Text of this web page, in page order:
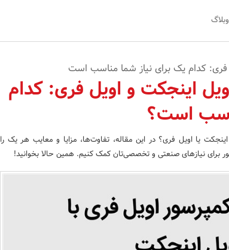
وبلاگ
کدام یک برای نیاز شما مناسب است
اینجکت و اویل فری: کدام
است؟
یا اویل فری؟ در این مقاله، تفاوت‌ها، مزایا و معایب هر یک را
برای نیازهای صنعتی و تخصصی‌تان کمک کنیم. همین حالا بخوانید!